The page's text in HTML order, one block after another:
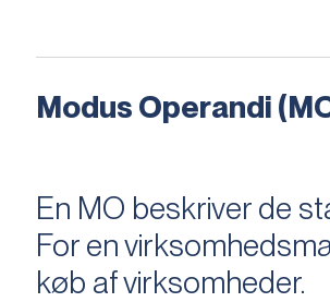
Modus Operandi
En MO beskriver de
For en
køb af virksomheder.